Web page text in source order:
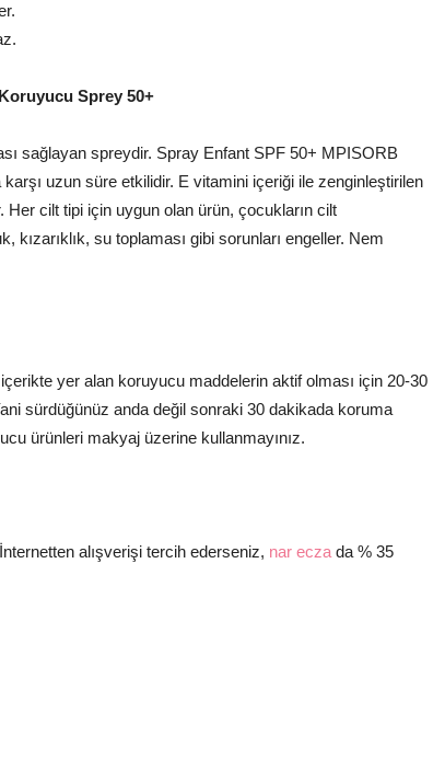
Koruyucu Sprey 50+
sağlayan spreydir. Spray Enfant SPF 50+ MPISORB
uzun süre etkilidir. E vitamini içeriği ile zenginleştirilen
Her cilt tipi için uygun olan ürün, çocukların cilt
su toplaması gibi sorunları engeller. Nem
yer alan koruyucu maddelerin aktif olması için 20-30
sürdüğünüz anda değil sonraki 30 dakikada koruma
ürünleri makyaj üzerine kullanmayınız.
alışverişi tercih ederseniz, nar ecza da % 35